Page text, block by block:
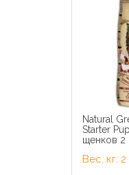
Natural
Starter
щенков 2
Вес, кг: 2